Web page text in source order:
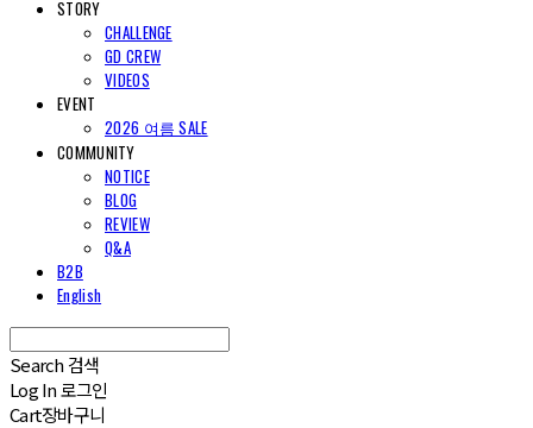
STORY
CHALLENGE
GD CREW
VIDEOS
EVENT
2026 여름 SALE
COMMUNITY
NOTICE
BLOG
REVIEW
Q&A
B2B
English
Search 검색
Log In로그인
Cart장바구니